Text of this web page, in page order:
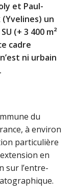
et Paul-
un
(+ 3 400 m²
cadre
ni urbain
du
à environ
particulière
en
sur l’entre-